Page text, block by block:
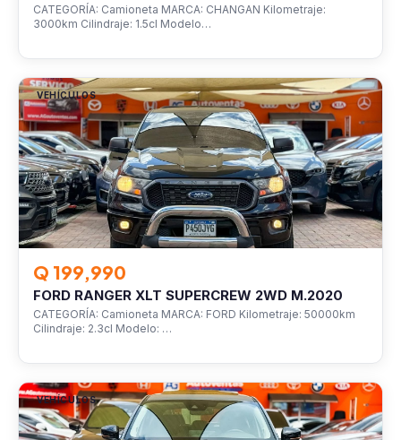
CATEGORÍA: Camioneta MARCA: CHANGAN Kilometraje:
3000km Cilindraje: 1.5cl Modelo…
VEHÍCULOS
Q 199,990
FORD RANGER XLT SUPERCREW 2WD M.2020
CATEGORÍA: Camioneta MARCA: FORD Kilometraje: 50000km
Cilindraje: 2.3cl Modelo: …
VEHÍCULOS